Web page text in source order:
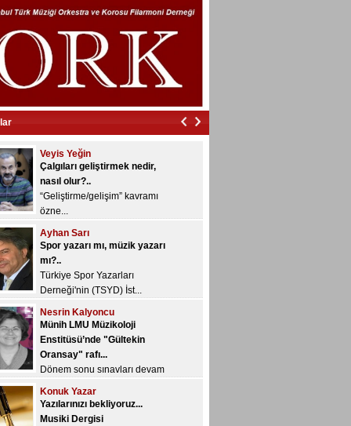
İzmir’in içinde vurdular beni…
beni…...
Veyis Yeğin
Çalgıları geliştirmek nedir,
Ayhan Sarı
Spor yazarı mı, müzik yazarı
mı?..
Türkiye Spor Yazarları
Derneği'nin (TSYD) İst...
Nesrin Kalyoncu
Münih LMU Müzikoloji
Enstitüsü’nde "Gültekin
Oransay" rafı...
Dönem sonu sınavları devam
Konuk Yazar
Yazılarınızı bekliyoruz...
Musiki Dergisi
Müzik ile ilgili, kısa veya uzun,
araştırma v...
Gökmen Özmenteş
Fazıl Say'ın Feyzi Erçin'e
desteği…